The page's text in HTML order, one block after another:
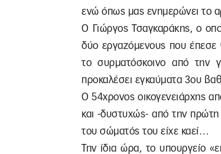
ενώ όπως μας ενημερώνει το
Ο Γιώργος Τσαγκαράκης, ο
δύο εργαζόμενους που έπεσε
το συρματόσκοινο από την
προκαλέσει εγκαύματα 3ου
Ο 54χρονος οικογενειάρχης
και -δυστυχώς- από την πρώτη
του σώματός του είχε καεί…
Την ίδια ώρα, το υπουργείο